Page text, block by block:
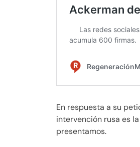
En respuesta a su
intervención rusa es
presentamos.